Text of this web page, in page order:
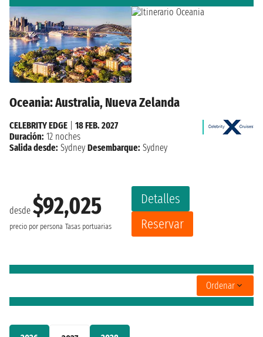
Oceania: Australia, Nueva Zelanda
desde $92,025
precio por persona Tasas portuarias
Detalles
Reservar
CELEBRITY EDGE
18 FEB. 2027
Duración: 12 noches
Salida desde: Sydney Desembarque: Sydney
Ordenar